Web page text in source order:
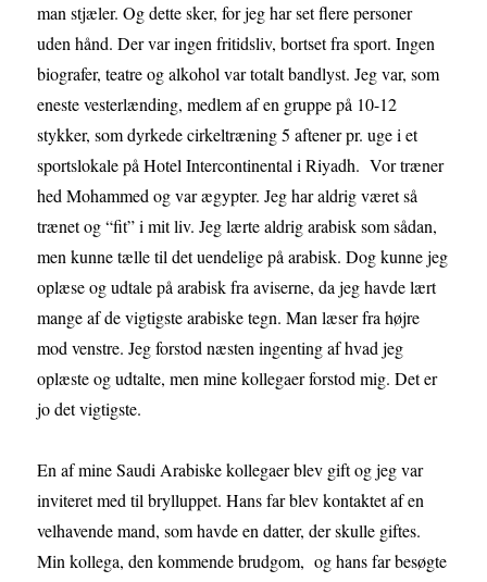
man stjæler. Og dette sker, for jeg har set flere personer
uden hånd. Der var ingen fritidsliv, bortset fra sport. Ingen
biografer, teatre og alkohol var totalt bandlyst. Jeg var, som
eneste vesterlænding, medlem af en gruppe på 10-12
stykker, som dyrkede cirkeltræning 5 aftener pr. uge i et
sportslokale på Hotel Intercontinental i Riyadh. Vor træner
hed Mohammed og var ægypter. Jeg har aldrig været så
trænet og “fit” i mit liv. Jeg lærte aldrig arabisk som sådan,
men kunne tælle til det uendelige på arabisk. Dog kunne jeg
oplæse og udtale på arabisk fra aviserne, da jeg havde lært
mange af de vigtigste arabiske tegn. Man læser fra højre
mod venstre. Jeg forstod næsten ingenting af hvad jeg
oplæste og udtalte, men mine kollegaer forstod mig. Det er
jo det vigtigste.
En af mine Saudi Arabiske kollegaer blev gift og jeg var
inviteret med til brylluppet. Hans far blev kontaktet af en
velhavende mand, som havde en datter, der skulle giftes.
Min kollega, den kommende brudgom, og hans far besøgte